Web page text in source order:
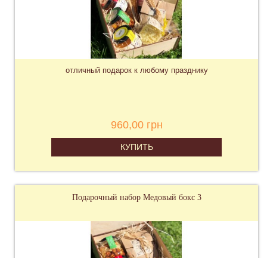
отличный подарок к любому празднику
960,00 грн
КУПИТЬ
Подарочный набор Медовый бокс 3